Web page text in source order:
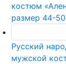
костюм
размер 44-
Русский
мужской